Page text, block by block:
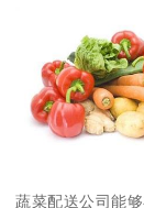
蔬菜配送公司能